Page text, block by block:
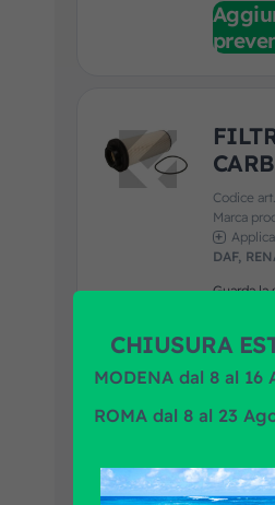
Codice
Marca
DAF,
Guarda la
Codice
CHIUSURA
MODENA dal 8 al 16
ROMA dal 8 al 23